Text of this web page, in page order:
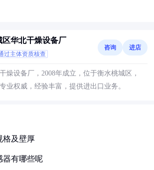
区华北干燥设备厂
过主体资质核查
咨询 进店
燥设备厂，2008年成立，位于衡水桃城区，
业权威，经验丰富，提供进出口业务。
格及壁厚
器有哪些呢